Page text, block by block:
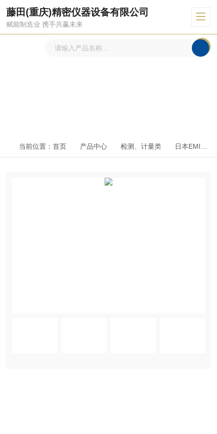
藤田(重庆)精密仪器设备有限公司
赋能制造业 携手共赢未来
当前位置： 首页 产品中心 检测、计量类 日本EMIC艾美克